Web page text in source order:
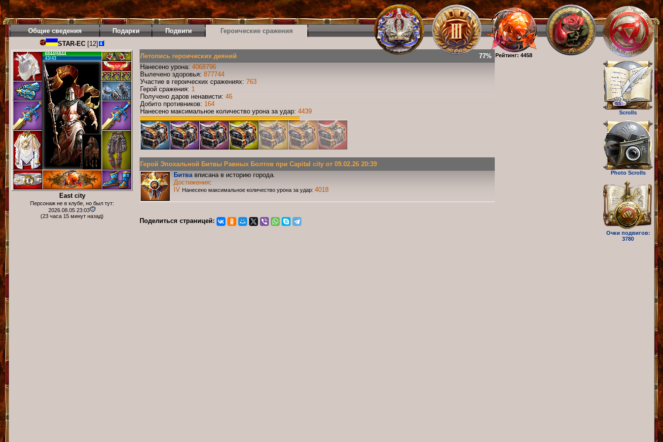
Рейтинг: 4458
Scrolls
Photo Scrolls
Очки подвигов:
3780
Общие сведения Подарки Подвиги
Героические сражения
STAR-EC [12]
6844/6844
43/43
East city
Персонаж не в клубе, но был тут:
2026.08.05 23:03
(23 часа 15 минут назад)
Летопись героических деяний
77%
Нанесено урона: 4068796
Вылечено здоровья: 877744
Участие в героических сражениях: 763
Герой сражения: 1
Получено даров ненависти: 46
Добито противников: 164
Нанесено максимальное количество урона за удар: 4439
Герой Эпохальной Битвы Равных Болтов при Capital city от 09.02.26 20:39
Битвавписана в историю города.
Достижения:
IV Нанесено максимальное количество урона за удар: 4018
Поделиться страницей: